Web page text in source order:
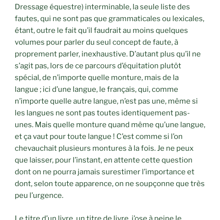
Dressage équestre) interminable, la seule liste des
fautes, qui ne sont pas que grammaticales ou lexicales,
étant, outre le fait qu’il faudrait au moins quelques
volumes pour parler du seul concept de faute, à
proprement parler, inexhaustive. D’autant plus qu’il ne
s’agit pas, lors de ce parcours d’équitation plutôt
spécial, de n’importe quelle monture, mais de la
langue ; ici d’une langue, le français, qui, comme
n’importe quelle autre langue, n’est pas une, même si
les langues ne sont pas toutes identiquement pas-
unes. Mais quelle monture quand même qu’une langue,
et ça vaut pour toute langue ! C’est comme si l’on
chevauchait plusieurs montures à la fois. Je ne peux
que laisser, pour l’instant, en attente cette question
dont on ne pourra jamais surestimer l’importance et
dont, selon toute apparence, on ne soupçonne que très
peu l’urgence.